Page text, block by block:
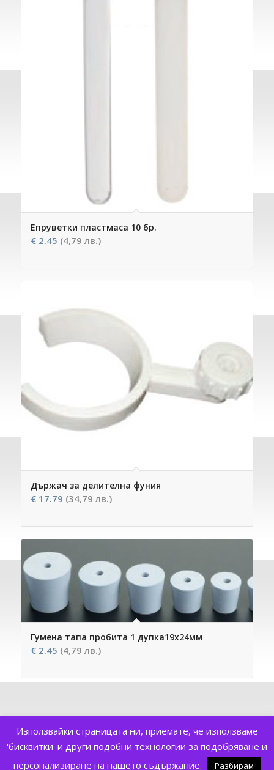
Епруветки пластмаса 10 бр.
€2.45 (4,79 лв.)
Държач за делителна фуния
€17.79 (34,79 лв.)
Гумена тапа пробита 1 дупка19х24мм
€2.45 (4,79 лв.)
2006-2018 © Copyright - NFS Bulgaria
Използвайки страницата ни, приемате, че използваме
'бисквитки' и други подобни технологии за подобряване и
персонализиране на нашето съдържание.
Разбирам